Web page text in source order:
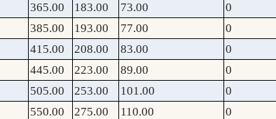
365.00 183.00 73.00 0
385.00 193.00 77.00 0
415.00 208.00 83.00 0
445.00 223.00 89.00 0
505.00 253.00 101.00 0
550.00 275.00 110.00 0